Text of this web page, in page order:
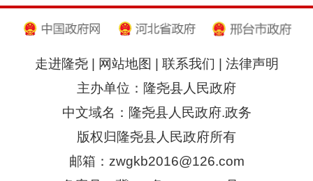
走进隆尧| 网站地图 联系我们
法律声明
主办单位：隆尧县人民政府
中文域名：隆尧县人民政府.政务
版权归隆尧县人民政府所有
邮箱：zwgkb2016@126.com